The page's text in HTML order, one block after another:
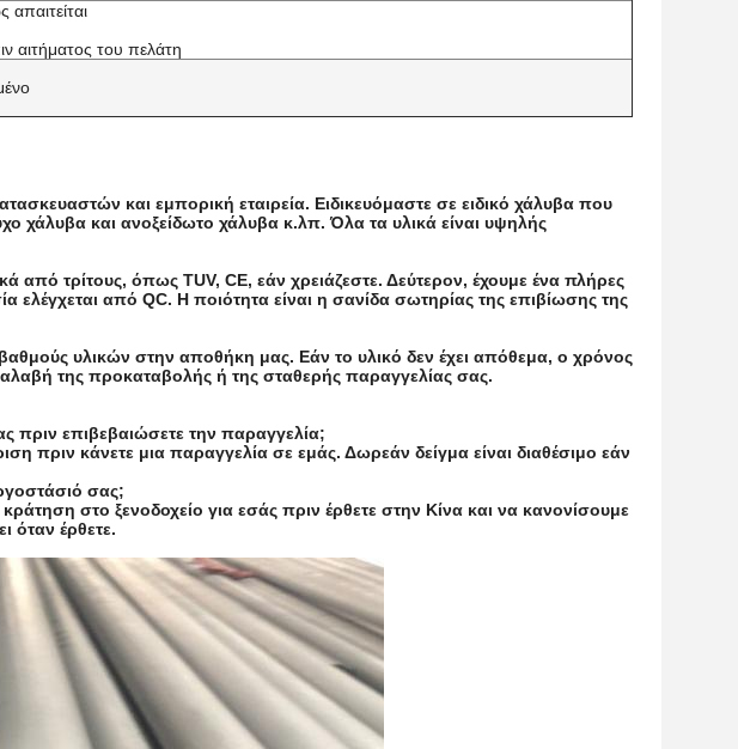
αιτήματος του πελάτη
και εμπορική εταιρεία. Ειδικευόμαστε σε ειδικό χάλυβα που
χάλυβα και ανοξείδωτο χάλυβα κ.λπ. Όλα τα υλικά είναι υψηλής
τρίτους, όπως TUV, CE, εάν χρειάζεστε. Δεύτερον, έχουμε ένα πλήρες
ελέγχεται από QC. Η ποιότητα είναι η σανίδα σωτηρίας της επιβίωσης της
υλικών στην αποθήκη μας. Εάν το υλικό δεν έχει απόθεμα, ο χρόνος
της προκαταβολής ή της σταθερής παραγγελίας σας.
πριν επιβεβαιώσετε την παραγγελία;
πριν κάνετε μια παραγγελία σε εμάς. Δωρεάν δείγμα είναι διαθέσιμο εάν
σας;
στο ξενοδοχείο για εσάς πριν έρθετε στην Κίνα και να κανονίσουμε
όταν έρθετε.